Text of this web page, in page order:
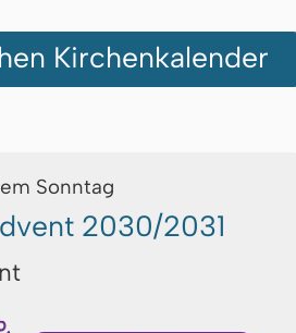
Kirchenkalender
Sonntag
2030/2031